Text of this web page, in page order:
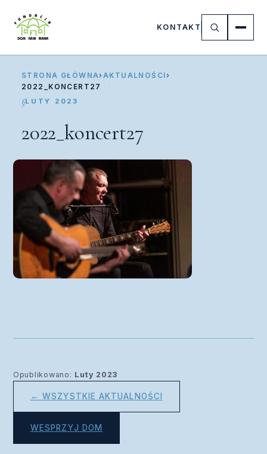
KONTAKT
STRONA GŁÓWNA› AKTUALNOŚCI ›
2022_KONCERT27
LUTY 2023
2022_koncert27
Opublikowano: Luty 2023
← WSZYSTKIE AKTUALNOŚCI
WESPRZYJ DOM